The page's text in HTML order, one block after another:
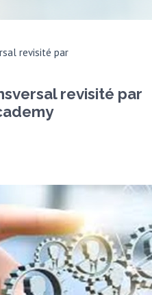
revisité par
revisité par